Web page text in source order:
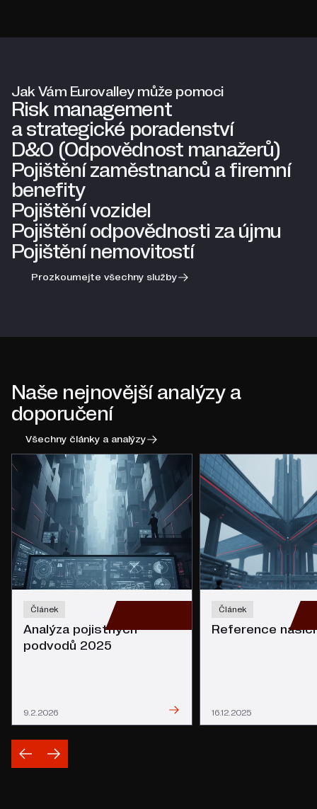
Jak Vám Eurovalley může pomoci
Risk management
a strategické poradenství
D&O (Odpovědnost manažerů)
Pojištění zaměstnanců a firemní
benefity
Pojištění vozidel
Pojištění odpovědnosti za újmu
Pojištění nemovitostí
Prozkoumejte všechny služby
Naše nejnovější analýzy a
doporučení
Všechny články a analýzy
Článek
Analýza pojistných
podvodů 2025
9.2.2026
Článek
Reference
16.12.2025